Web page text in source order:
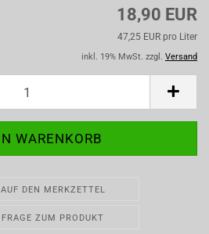
18,90 EUR
47,25 EUR pro Liter
inkl. 19% MwSt. zzgl. Versand
AUF DEN MERKZETTEL
FRAGE ZUM PRODUKT